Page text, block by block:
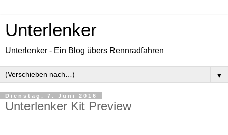
Unterlenker
Unterlenker - Ein Blog übers Rennradfahren
▼
Dienstag, 7. Juni 2016
Unterlenker Kit Preview